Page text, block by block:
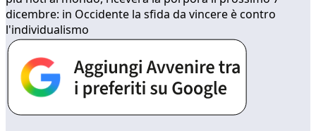
dicembre: in Occidente la sfida da vincere è contro
l'individualismo